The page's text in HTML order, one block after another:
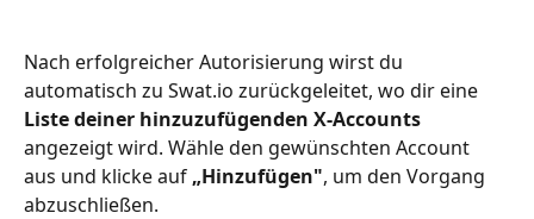
Nach erfolgreicher Autorisierung wirst du
automatisch zu Swat.io zurückgeleitet, wo dir eine
Liste deiner hinzuzufügenden X-Accounts
angezeigt wird. Wähle den gewünschten Account
aus und klicke auf „Hinzufügen", um den Vorgang
abzuschließen.